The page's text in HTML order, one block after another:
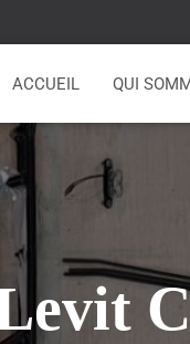
ACCUEIL QUI